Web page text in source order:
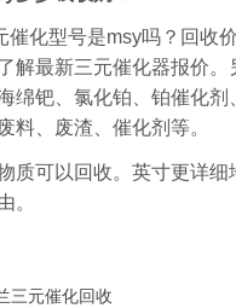
催化型号是msy吗？回收
解最新三元催化器报价。
绵钯、氯化铂、铂催化剂
料、废渣、催化剂等。
质可以回收。英寸更详细
。
三元催化回收